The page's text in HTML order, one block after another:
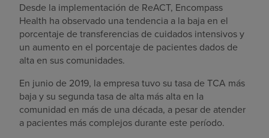
Desde la implementación de ReACT, Encompass
Health ha observado una tendencia a la baja en el
porcentaje de transferencias de cuidados intensivos y
un aumento en el porcentaje de pacientes dados de
alta en sus comunidades.
En junio de 2019, la empresa tuvo su tasa de TCA más
baja y su segunda tasa de alta más alta en la
comunidad en más de una década, a pesar de atender
a pacientes más complejos durante este período.